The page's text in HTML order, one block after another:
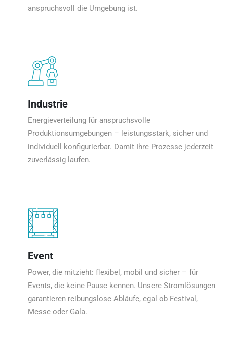
anspruchsvoll die Umgebung ist.
Industrie
Energieverteilung für anspruchsvolle
Produktionsumgebungen – leistungsstark, sicher und
individuell konfigurierbar. Damit Ihre Prozesse jederzeit
zuverlässig laufen.
Event
Power, die mitzieht: flexibel, mobil und sicher – für
Events, die keine Pause kennen. Unsere Stromlösungen
garantieren reibungslose Abläufe, egal ob Festival,
Messe oder Gala.